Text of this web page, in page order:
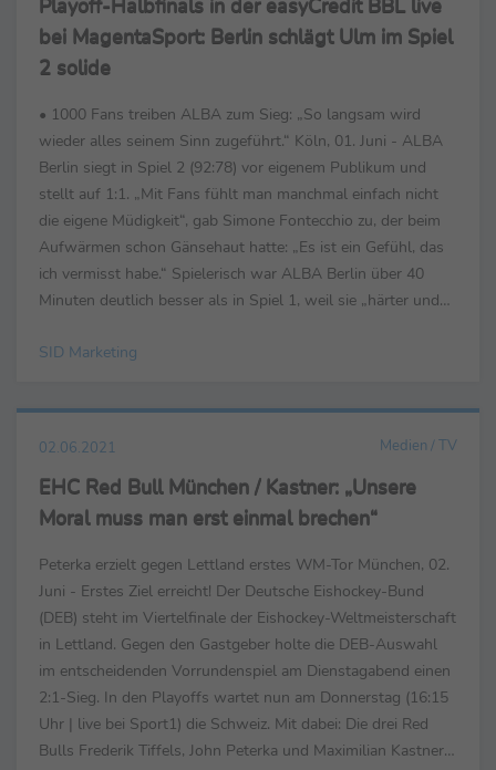
Playoff-Halbfinals in der easyCredit BBL live
bei MagentaSport: Berlin schlägt Ulm im Spiel
2 solide
• 1000 Fans treiben ALBA zum Sieg: „So langsam wird
wieder alles seinem Sinn zugeführt.“ Köln, 01. Juni - ALBA
Berlin siegt in Spiel 2 (92:78) vor eigenem Publikum und
stellt auf 1:1. „Mit Fans fühlt man manchmal einfach nicht
die eigene Müdigkeit“, gab Simone Fontecchio zu, der beim
Aufwärmen schon Gänsehaut hatte: „Es ist ein Gefühl, das
ich vermisst habe.“ Spielerisch war ALBA Berlin über 40
Minuten deutlich besser als in Spiel 1, weil sie „härter und
SID Marketing
02.06.2021 Medien / TV
EHC Red Bull München / Kastner: „Unsere
Moral muss man erst einmal brechen“
Peterka erzielt gegen Lettland erstes WM-Tor München, 02.
Juni - Erstes Ziel erreicht! Der Deutsche Eishockey-Bund
(DEB) steht im Viertelfinale der Eishockey-Weltmeisterschaft
in Lettland. Gegen den Gastgeber holte die DEB-Auswahl
im entscheidenden Vorrundenspiel am Dienstagabend einen
2:1-Sieg. In den Playoffs wartet nun am Donnerstag (16:15
Uhr | live bei Sport1) die Schweiz. Mit dabei: Die drei Red
Bulls Frederik Tiffels, John Peterka und Maximilian Kastner.